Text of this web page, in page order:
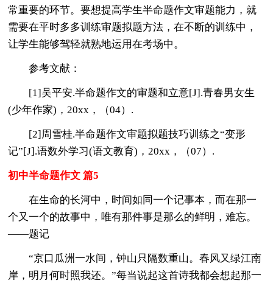
常重要的环节。要想提高学生半命题作文审题能力，就
需要在平时多多训练审题拟题方法，在不断的训练中，
让学生能够驾轻就熟地运用在考场中。
参考文献：
[1]吴平安.半命题作文的审题和立意[J].青春男女生
(少年作家)，20xx，（04）.
[2]周雪桂.半命题作文审题拟题技巧训练之“变形
记”[J].语数外学习(语文教育)，20xx，（07）.
初中半命题作文 篇5
在生命的长河中，时间如同一个记事本，而在那一
个又一个的故事中，唯有那件事是那么的鲜明，难忘。
——题记
“京口瓜洲一水间，钟山只隔数重山。春风又绿江南
岸，明月何时照我还。”每当说起这首诗我都会想起那一